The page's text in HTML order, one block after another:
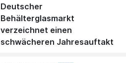
Deutscher
Behälterglasmarkt
verzeichnet einen
schwächeren Jahresauftakt